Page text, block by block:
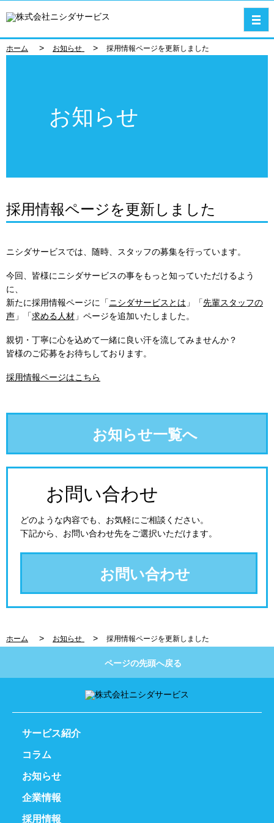
ホーム > お知らせ > 採用情報ページを更新しました
お知らせ
採用情報ページを更新しました
ニシダサービスでは、随時、スタッフの募集を行っています。
今回、皆様にニシダサービスの事をもっと知っていただけるよう
に、
新たに採用情報ページに「ニシダサービスとは 」「先輩スタッフの
声 」「求める人材 」ページを追加いたしました。
親切・丁寧に心を込めて一緒に良い汗を流してみませんか？
皆様のご応募をお待ちしております。
採用情報ページはこちら
お知らせ一覧へ
お問い合わせ
どのような内容でも、お気軽にご相談ください。
お問い合わせ先をご選択いただけます。
お問い合わせ
ホーム > お知らせ > 採用情報ページを更新しました
ページの先頭へ戻る
サービス紹介
コラム
お知らせ
企業情報
採用情報